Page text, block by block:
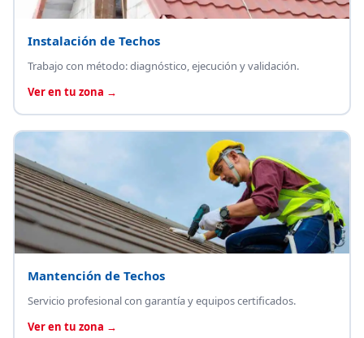
Instalación de Techos
Trabajo con método: diagnóstico, ejecución y validación.
Ver en tu zona →
Mantención de Techos
Servicio profesional con garantía y equipos certificados.
Ver en tu zona →